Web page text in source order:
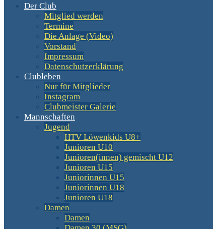
Der Club
Mitglied werden
Termine
Die Anlage (Video)
Vorstand
Impressum
Datenschutzerklärung
Clubleben
Nur für Mitglieder
Instagram
Clubmeister Galerie
Mannschaften
Jugend
HTV Löwenkids U8+
Junioren U10
Junioren(innen) gemischt U12
Junioren U15
Juniorinnen U15
Juniorinnen U18
Junioren U18
Damen
Damen